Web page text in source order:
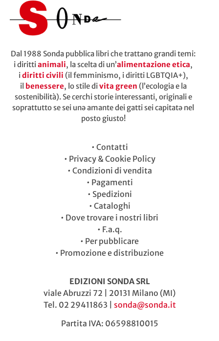
Dal 1988 Sonda pubblica libri che trattano grandi temi:
i dirittianimali, la scelta di un’alimentazione etica,
idiritti civili (il femminismo, i diritti LGBTQIA+),
il benessere, lo stile divita green (l’ecologia e la
sostenibilità). Se cerchi storie interessanti, originali e
soprattutto se sei unə amante dei gatti sei capitatə nel
posto giusto!
• Contatti
• Privacy & Cookie Policy
• Condizioni di vendita
• Pagamenti
• Spedizioni
• Cataloghi
• Dove trovare i nostri libri
• F.a.q.
• Per pubblicare
• Promozione e distribuzione
EDIZIONI SONDA SRL
viale Abruzzi 72 | 20131 Milano (MI)
Tel. 02 29411863 | sonda@sonda.it
Partita IVA: 06598810015